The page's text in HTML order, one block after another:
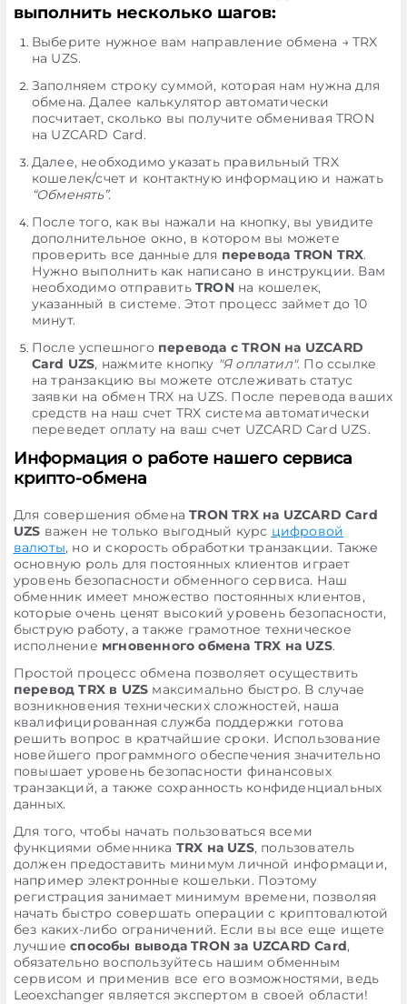
выполнить несколько шагов:
Выберите нужное вам направление обмена → TRX
на UZS.
Заполняем строку суммой, которая нам нужна для
обмена. Далее калькулятор автоматически
посчитает, сколько вы получите обменивая TRON
на UZCARD Card.
Далее, необходимо указать правильный TRX
кошелек/счет и контактную информацию и нажать
“Обменять”.
После того, как вы нажали на кнопку, вы увидите
дополнительное окно, в котором вы можете
проверить все данные для перевода TRON TRX.
Нужно выполнить как написано в инструкции. Вам
необходимо отправить TRONна кошелек,
указанный в системе. Этот процесс займет до 10
минут.
После успешного перевода с TRON на UZCARD
Card UZS, нажмите кнопку "Я оплатил". По ссылке
на транзакцию вы можете отслеживать статус
заявки на обмен TRX на UZS. После перевода ваших
средств на наш счет TRX система автоматически
переведет оплату на ваш счет UZCARD Card UZS.
Информация о работе нашего сервиса
крипто-обмена
Для совершения обменаTRON TRX на UZCARD Card
UZS важен не только выгодный курс цифровой
валюты, но и скорость обработки транзакции. Также
основную роль для постоянных клиентов играет
уровень безопасности обменного сервиса. Наш
обменник имеет множество постоянных клиентов,
которые очень ценят высокий уровень безопасности,
быструю работу, а также грамотное техническое
исполнение мгновенного обмена TRX на UZS.
Простой процесс обмена позволяет осуществить
перевод TRX в UZS максимально быстро. В случае
возникновения технических сложностей, наша
квалифицированная служба поддержки готова
решить вопрос в кратчайшие сроки. Использование
новейшего программного обеспечения значительно
повышает уровень безопасности финансовых
транзакций, а также сохранность конфиденциальных
данных.
Для того, чтобы начать пользоваться всеми
функциями обменника TRX на UZS, пользователь
должен предоставить минимум личной информации,
например электронные кошельки. Поэтому
регистрация занимает минимум времени, позволяя
начать быстро совершать операции с криптовалютой
без каких-либо ограничений. Если вы все еще ищете
лучшиеспособы вывода TRON за UZCARD Card,
обязательно воспользуйтесь нашим обменным
сервисом и применив все его возможностями, ведь
Leoexchanger является экспертом в своей области!